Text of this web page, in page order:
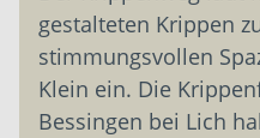
gestalteten Krippen
stimmungsvollen
Klein ein. Die
Bessingen bei Lich